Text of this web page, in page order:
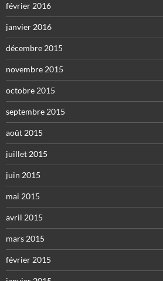
février 2016
janvier 2016
décembre 2015
novembre 2015
octobre 2015
septembre 2015
août 2015
juillet 2015
juin 2015
mai 2015
avril 2015
mars 2015
février 2015